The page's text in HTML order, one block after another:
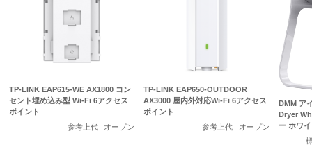
TP-LINK EAP615-WE AX1800 コン
セント埋め込み型 Wi-Fi 6アクセス
ポイント
参考上代
オープン
TP-LINK EAP650-OUTDOOR
AX3000 屋内外対応Wi-Fi 6アクセス
ポイント
参考上代
オープン
DMM ア
Dryer
ー ホワ